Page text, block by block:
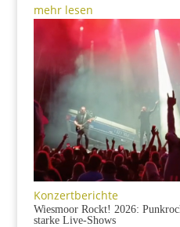
mehr lesen
Konzertberichte
Wiesmoor Rockt! 2026:
starke Live-Shows